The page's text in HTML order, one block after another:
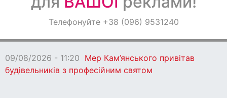
ОголошенняТелефонуйте +38 (096) 9531240
09/08/2026 - 11:20 Мер Кам’янського привітав
будівельників з професійним святом